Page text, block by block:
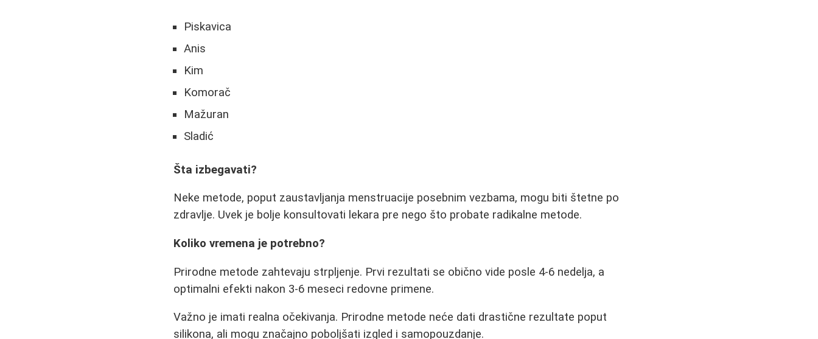
Piskavica
Anis
Kim
Komorač
Mažuran
Sladić
Šta izbegavati?
Neke metode, poput zaustavljanja menstruacije posebnim vezbama, mogu biti štetne po
zdravlje. Uvek je bolje konsultovati lekara pre nego što probate radikalne metode.
Koliko vremena je potrebno?
Prirodne metode zahtevaju strpljenje. Prvi rezultati se obično vide posle 4-6 nedelja, a
optimalni efekti nakon 3-6 meseci redovne primene.
Važno je imati realna očekivanja. Prirodne metode neće dati drastične rezultate poput
silikona, ali mogu značajno poboljšati izgled i samopouzdanje.